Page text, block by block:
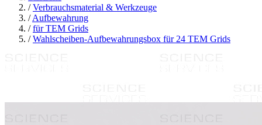
/ Verbrauchsmaterial & Werkzeuge
/ Aufbewahrung
/ für TEM Grids
/ Wahlscheiben-Aufbewahrungsbox für 24 TEM Grids